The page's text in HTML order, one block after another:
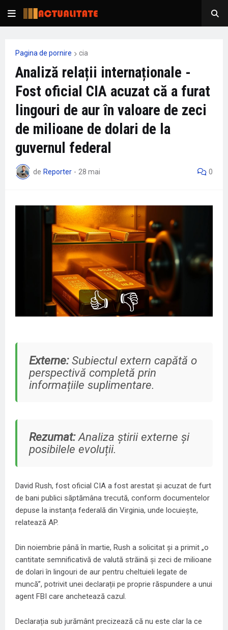
Pagina de pornire cia
Analiză relații internaționale -
Fost oficial CIA acuzat că a furat
lingouri de aur în valoare de zeci
de milioane de dolari de la
guvernul federal
de Reporter - 28 mai 0
👍 👎
Externe:Subiectul extern capătă o
perspectivă completă prin
informațiile suplimentare.
Rezumat:Analiza știrii externe și
posibilele evoluții.
David Rush, fost oficial CIA a fost arestat și acuzat de furt
de bani publici săptămâna trecută, conform documentelor
depuse la instanța federală din Virginia, unde locuiește,
relatează AP.
Din noiembrie până în martie, Rush a solicitat și a primit „o
cantitate semnificativă de valută străină și zeci de milioane
de dolari în lingouri de aur pentru cheltuieli legate de
muncă”, potrivit unei declarații pe proprie răspundere a unui
agent FBI care anchetează cazul.
Declarația sub jurământ precizează că nu este clar la ce